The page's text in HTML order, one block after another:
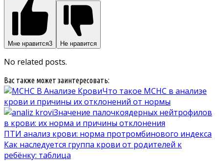
Мне нравится3 Не нравится
No related posts.
Вас также может заинтересовать:
Что такое MCHC в анализе
крови и причины их отклонений от нормы
Значение палочкоядерных нейтрофилов
в крови: их норма и причины отклонения
ПТИ анализ крови: норма протромбинового индекса
Как наследуется группа крови от родителей к
ребёнку: таблица